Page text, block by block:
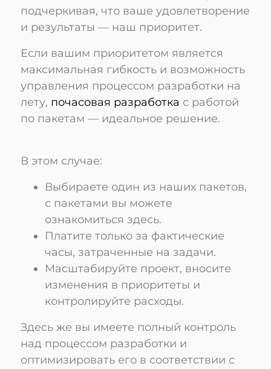
подчеркивая, что ваше удовлетворение
и результаты — наш приоритет.
Если вашим приоритетом является
максимальная гибкость и возможность
управления процессом разработки на
лету, почасовая разработка с работой
по пакетам — идеальное решение.
В этом случае:
Выбираете один из наших пакетов,
с пакетами вы можете
ознакомиться здесь.
Платите только за фактические
часы, затраченные на задачи.
Масштабируйте проект, вносите
изменения в приоритеты и
контролируйте расходы.
Здесь же вы имеете полный контроль
над процессом разработки и
оптимизировать его в соответствии с